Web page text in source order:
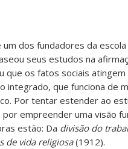
dos fundadores da
seus estudos na
que os fatos sociais
que funciona de
Por tentar estender ao
empreender uma visão
estão: Da divisão do
de vida religiosa(1912).